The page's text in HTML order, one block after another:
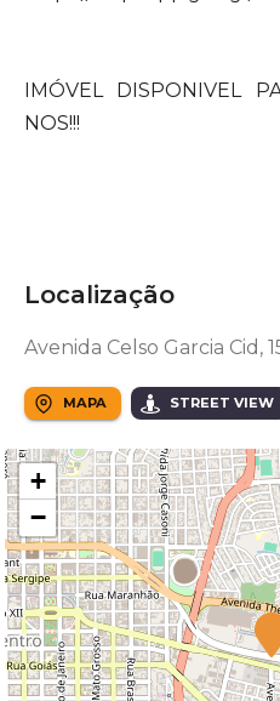
IMÓVEL DISPONIVEL
NOS!!!
Localização
Avenida Celso Garcia Cid,
MAPA STREET VIEW
+
−